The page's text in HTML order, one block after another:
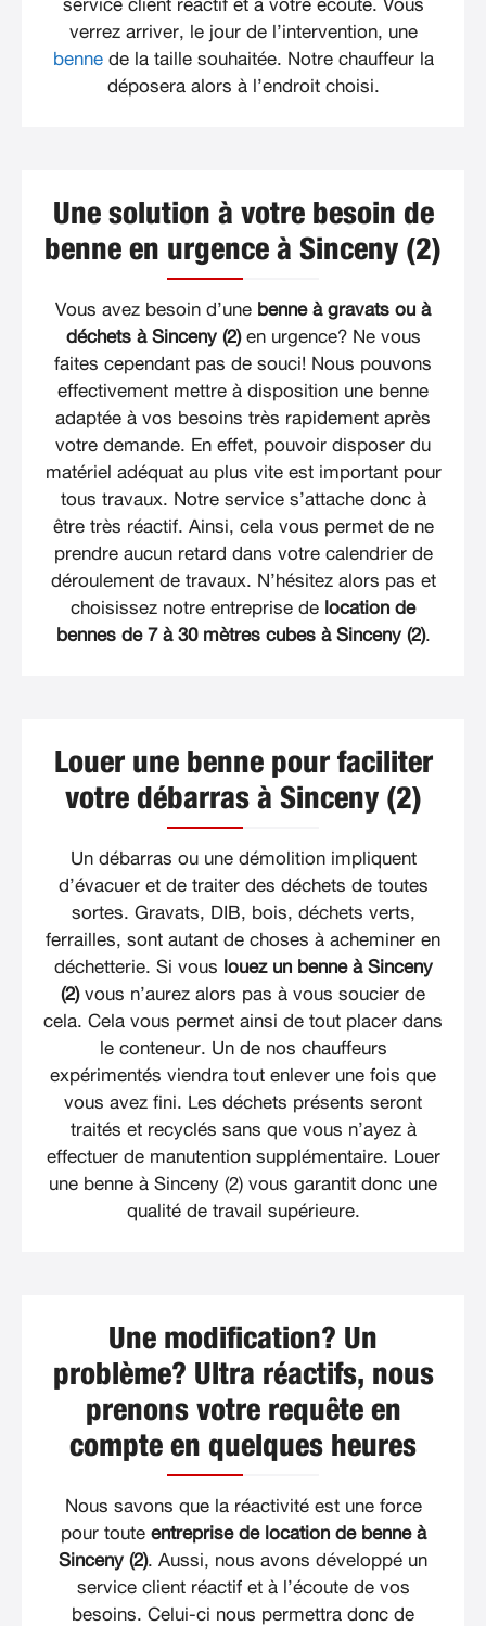
service client réactif et à votre écoute. Vous
verrez arriver, le jour de l’intervention, une
bennede la taille souhaitée. Notre chauffeur la
déposera alors à l’endroit choisi.
Une solution à votre besoin de
benne en urgence à Sinceny (2)
Vous avez besoin d’une benne à gravats ou à
déchets à Sinceny (2)en urgence? Ne vous
faites cependant pas de souci! Nous pouvons
effectivement mettre à disposition une benne
adaptée à vos besoins très rapidement après
votre demande. En effet, pouvoir disposer du
matériel adéquat au plus vite est important pour
tous travaux. Notre service s’attache donc à
être très réactif. Ainsi, cela vous permet de ne
prendre aucun retard dans votre calendrier de
déroulement de travaux. N’hésitez alors pas et
choisissez notre entreprise de location de
bennes de 7 à 30 mètres cubes à Sinceny (2).
Louer une benne pour faciliter
votre débarras à Sinceny (2)
Un débarras ou une démolition impliquent
d’évacuer et de traiter des déchets de toutes
sortes. Gravats, DIB, bois, déchets verts,
ferrailles, sont autant de choses à acheminer en
déchetterie. Si vous louez un benne à Sinceny
(2)vous n’aurez alors pas à vous soucier de
cela. Cela vous permet ainsi de tout placer dans
le conteneur. Un de nos chauffeurs
expérimentés viendra tout enlever une fois que
vous avez fini. Les déchets présents seront
traités et recyclés sans que vous n’ayez à
effectuer de manutention supplémentaire. Louer
une benne à Sinceny (2) vous garantit donc une
qualité de travail supérieure.
Une modification? Un
problème? Ultra réactifs, nous
prenons votre requête en
compte en quelques heures
Nous savons que la réactivité est une force
pour toute entreprise de location de benne à
Sinceny (2). Aussi, nous avons développé un
service client réactif et à l’écoute de vos
besoins. Celui-ci nous permettra donc de